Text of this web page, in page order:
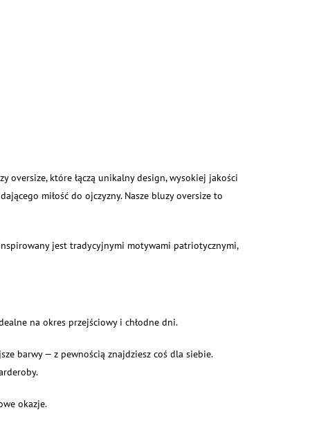
oversize, które łączą unikalny design, wysokiej jakości
miłość do ojczyzny. Nasze bluzy oversize to
jest tradycyjnymi motywami patriotycznymi,
na okres przejściowy i chłodne dni.
barwy — z pewnością znajdziesz coś dla siebie.
okazje.